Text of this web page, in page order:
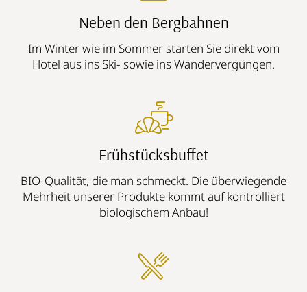
Neben den Bergbahnen
Im Winter wie im Sommer starten Sie direkt vom
Hotel aus ins Ski- sowie ins Wandervergüngen.
Frühstücksbuffet
BIO-Qualität, die man schmeckt. Die überwiegende
Mehrheit unserer Produkte kommt auf kontrolliert
biologischem Anbau!